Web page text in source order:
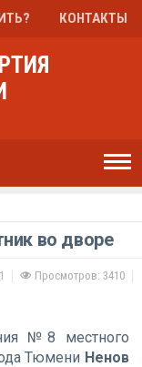
КОНТАКТЫ
во дворе
Просмотров: 3410
№8 местного
Тюмени Ненов